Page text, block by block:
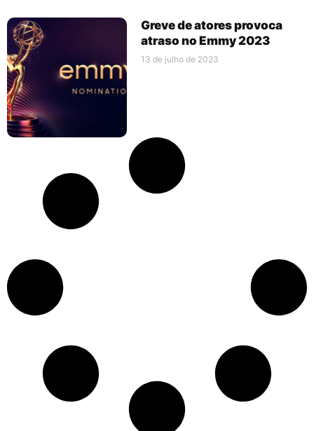
Greve de atores provoca
atraso no Emmy 2023
13 de julho de 2023